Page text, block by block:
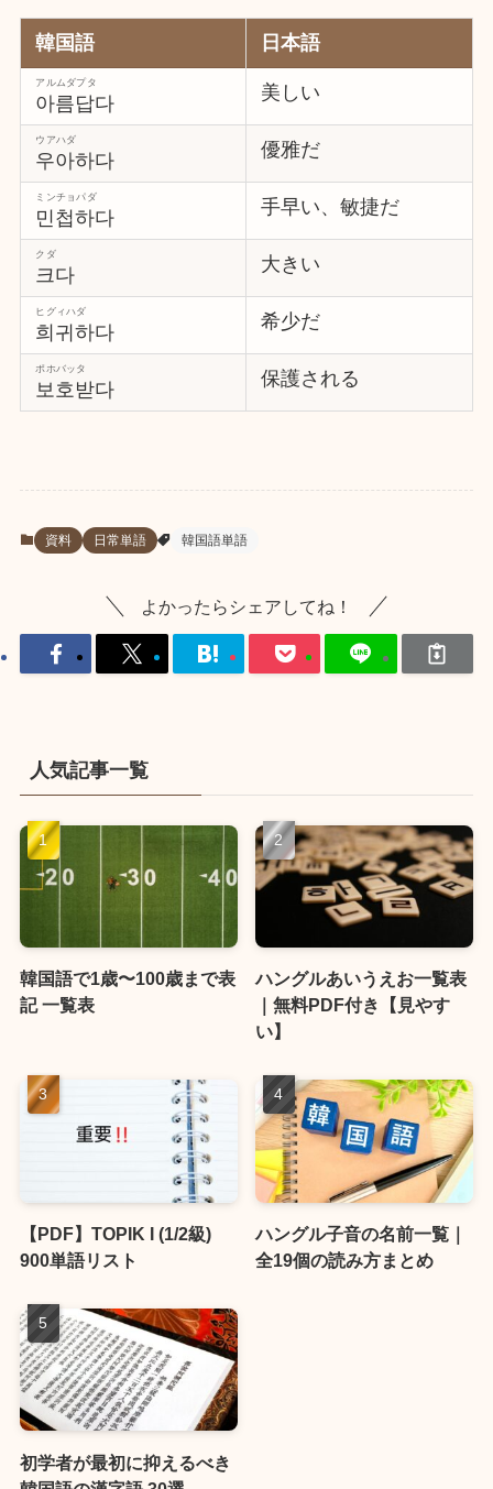
韓国語 日本語
아름답다
アルムダプタ 美しい
우아하다
ウアハダ 優雅だ
민첩하다
ミンチョパダ 手早い、敏捷だ
크다
クダ 大きい
희귀하다
ヒグィハダ 希少だ
보호받다
ポホバッタ 保護される
資料 日常単語 韓国語単語
よかったらシェアしてね！
人気記事一覧
韓国語で1歳〜100歳まで表
記 一覧表
ハングルあいうえお一覧表
｜無料PDF付き【見やす
い】
【PDF】TOPIK I (1/2級)
900単語リスト
ハングル子音の名前一覧｜
全19個の読み方まとめ
初学者が最初に抑えるべき